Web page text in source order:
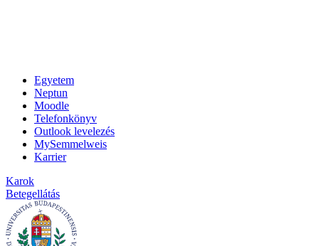
Egyetem
Neptun
Moodle
Telefonkönyv
Outlook levelezés
MySemmelweis
Karrier
Karok
Betegellátás